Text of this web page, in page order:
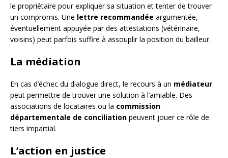
le propriétaire pour expliquer sa situation et tenter de trouver
un compromis. Une lettre recommandée argumentée,
éventuellement appuyée par des attestations (vétérinaire,
voisins) peut parfois suffire à assouplir la position du bailleur.
La médiation
En cas d’échec du dialogue direct, le recours à un médiateur
peut permettre de trouver une solution à l’amiable. Des
associations de locataires ou la commission
départementale de conciliation peuvent jouer ce rôle de
tiers impartial.
L’action en justice